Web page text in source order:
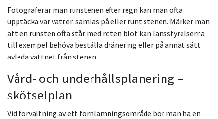
Fotograferar man runstenen efter regn kan man ofta
upptäcka var vatten samlas på eller runt stenen. Märker man
att en runsten ofta står med roten blöt kan länsstyrelserna
till exempel behöva beställa dränering eller på annat sätt
avleda vattnet från stenen.
Vård- och underhållsplanering –
skötselplan
Vid förvaltning av ett fornlämningsområde bör man ha en